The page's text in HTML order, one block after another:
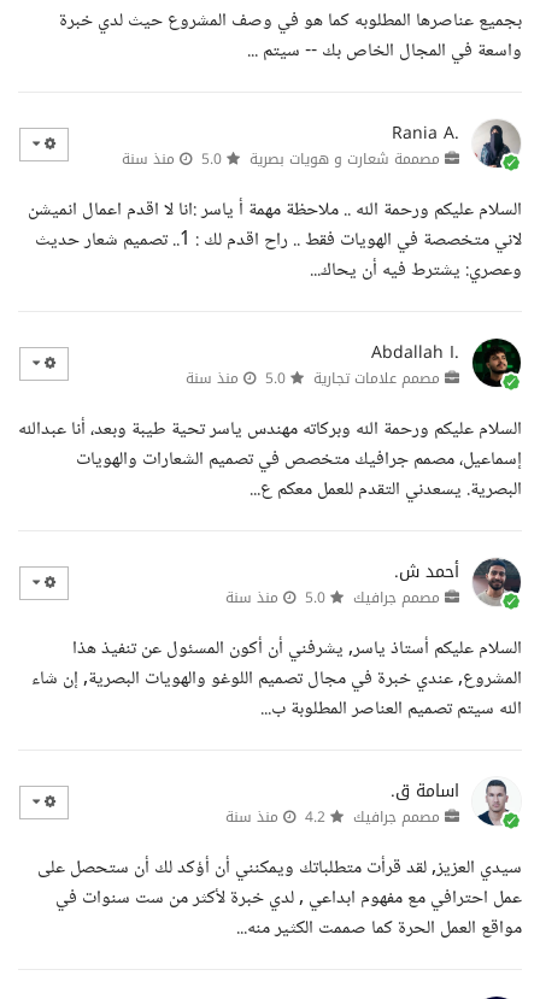
بجميع عناصرها المطلوبه كما هو في وصف المشروع حيث لدي خبرة
واسعة في المجال الخاص بك -- سيتم ...
Rania A.
مصممة شعارت و هويات بصرية منذ سنة
السلام عليكم ورحمة الله .. ملاحظة مهمة أ ياسر :انا لا اقدم اعمال انميشن
لاني متخصصة في الهويات فقط .. راح اقدم لك : 1.. تصميم شعار حديث
وعصري: يشترط فيه أن يحاك...
Abdallah I.
مصمم علامات تجارية منذ سنة
السلام عليكم ورحمة الله وبركاته مهندس ياسر تحية طيبة وبعد، أنا عبدالله
إسماعيل، مصمم جرافيك متخصص في تصميم الشعارات والهويات
البصرية. يسعدني التقدم للعمل معكم ع...
أحمد ش.
مصمم جرافيك منذ سنة
السلام عليكم أستاذ ياسر, يشرفني أن أكون المسئول عن تنفيذ هذا
المشروع, عندي خبرة في مجال تصميم اللوغو والهويات البصرية, إن شاء
الله سيتم تصميم العناصر المطلوبة ب...
اسامة ق.
مصمم جرافيك منذ سنة
سيدي العزيز, لقد قرأت متطلباتك ويمكنني أن أؤكد لك أن ستحصل على
عمل احترافي مع مفهوم ابداعي , لدي خبرة لأكثر من ست سنوات في
مواقع العمل الحرة كما صممت الكثير منه...